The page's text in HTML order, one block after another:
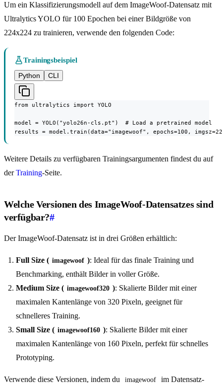
Um ein Klassifizierungsmodell auf dem ImageWoof-Datensatz mit
Ultralytics YOLO für 100 Epochen bei einer Bildgröße von
224x224 zu trainieren, verwende den folgenden Code:
Trainingsbeispiel
Python
CLI
from ultralytics import YOLO
model = YOLO("yolo26n-cls.pt")  # Load a pretrained model
results = model.train(data="imagewoof", epochs=100,
Weitere Details zu verfügbaren Trainingsargumenten findest du auf
derTraining-Seite.
Welche Versionen des ImageWoof-Datensatzes sind
verfügbar?#
Der ImageWoof-Datensatz ist in drei Größen erhältlich:
Full Size ( imagewoof ): Ideal für das finale Training und
Benchmarking, enthält Bilder in voller Größe.
Medium Size ( imagewoof320 ): Skalierte Bilder mit einer
maximalen Kantenlänge von 320 Pixeln, geeignet für
schnelleres Training.
Small Size ( imagewoof160 ): Skalierte Bilder mit einer
maximalen Kantenlänge von 160 Pixeln, perfekt für schnelles
Prototyping.
Verwende diese Versionen, indem du imagewoof im Datensatz-